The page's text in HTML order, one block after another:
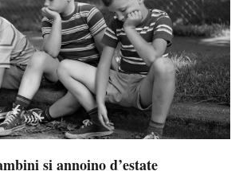
si annoino d’estate